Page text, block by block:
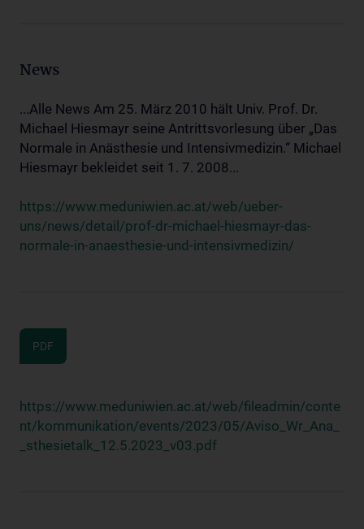
News
...Alle News Am 25. März 2010 hält Univ. Prof. Dr.
Michael Hiesmayr seine Antrittsvorlesung über „Das
Normale in Anästhesie und Intensivmedizin.“ Michael
Hiesmayr bekleidet seit 1. 7. 2008...
https://www.meduniwien.ac.at/web/ueber-
uns/news/detail/prof-dr-michael-hiesmayr-das-
normale-in-anaesthesie-und-intensivmedizin/
PDF
https://www.meduniwien.ac.at/web/fileadmin/conte
nt/kommunikation/events/2023/05/Aviso_Wr_Ana_
_sthesietalk_12.5.2023_v03.pdf